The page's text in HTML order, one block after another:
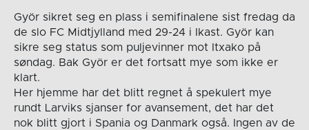
Györ sikret seg en plass i semifinalene sist fredag da
de slo FC Midtjylland med 29-24 i Ikast. Györ kan
sikre seg status som puljevinner mot Itxako på
søndag. Bak Györ er det fortsatt mye som ikke er
klart.
Her hjemme har det blitt regnet å spekulert mye
rundt Larviks sjanser for avansement, det har det
nok blitt gjort i Spania og Danmark også. Ingen av de